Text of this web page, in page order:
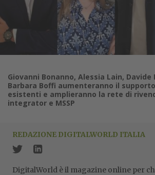
Giovanni Bonanno, Alessia Lain, Davide
Barbara Boffi aumenteranno il
esistenti e amplieranno la rete di
integrator e MSSP
REDAZIONE DIGITALWORLD ITALIA
DigitalWorld è il magazine online per